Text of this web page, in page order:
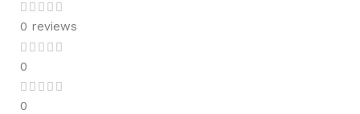
0 reviews
0
0